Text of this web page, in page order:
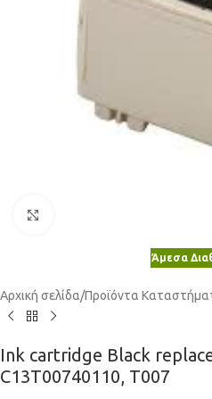
Άμεσα
Αρχική σελίδα/Προϊόντα
Ink cartridge Black
C13T00740110, T007